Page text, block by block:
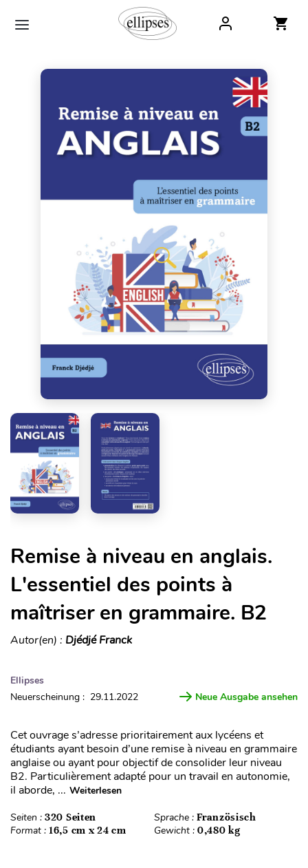
Remise à niveau en anglais.
L'essentiel des points à
maîtriser en grammaire. B2
Autor(en) : Djédjé Franck
Ellipses
Neuerscheinung : 29.11.2022
Neue Ausgabe ansehen
Cet ouvrage s’adresse prioritairement aux lycéens et
étudiants ayant besoin d’une remise à niveau en grammaire
anglaise ou ayant pour objectif de consolider leur niveau
B2. Particulièrement adapté pour un travail en autonomie,
il aborde, ... Weiterlesen
Seiten : 320 Seiten Sprache : Französisch
Format : 16,5 cm x 24 cm Gewicht : 0,480 kg